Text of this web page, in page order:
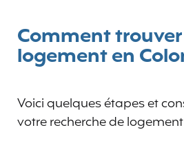
Comment
logement en
Voici quelques étapes et
votre recherche de